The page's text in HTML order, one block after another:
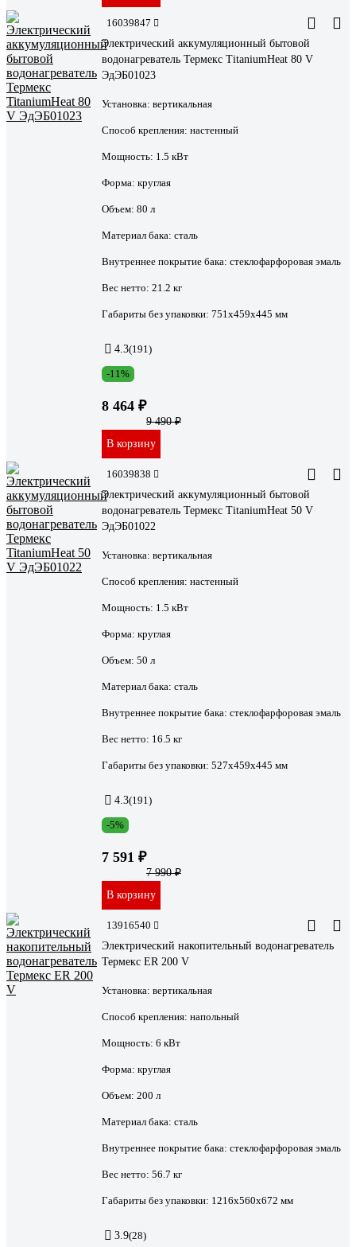
16039847
Электрический аккумуляционный бытовой
водонагреватель Термекс TitaniumHeat 80 V
ЭдЭБ01023
Установка: вертикальная
Способ крепления: настенный
Мощность: 1.5 кВт
Форма: круглая
Объем: 80 л
Материал бака: сталь
Внутреннее покрытие бака: стеклофарфоровая эмаль
Вес нетто: 21.2 кг
Габариты без упаковки: 751х459х445 мм
4.3(191)
-11%
8 464 ₽
9 490 ₽
В корзину
16039838
Электрический аккумуляционный бытовой
водонагреватель Термекс TitaniumHeat 50 V
ЭдЭБ01022
Установка: вертикальная
Способ крепления: настенный
Мощность: 1.5 кВт
Форма: круглая
Объем: 50 л
Материал бака: сталь
Внутреннее покрытие бака: стеклофарфоровая эмаль
Вес нетто: 16.5 кг
Габариты без упаковки: 527х459х445 мм
4.3(191)
-5%
7 591 ₽
7 990 ₽
В корзину
13916540
Электрический накопительный водонагреватель
Термекс ER 200 V
Установка: вертикальная
Способ крепления: напольный
Мощность: 6 кВт
Форма: круглая
Объем: 200 л
Материал бака: сталь
Внутреннее покрытие бака: стеклофарфоровая эмаль
Вес нетто: 56.7 кг
Габариты без упаковки: 1216х560х672 мм
3.9(28)